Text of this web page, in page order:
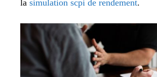
la simulation scpi de rendement.